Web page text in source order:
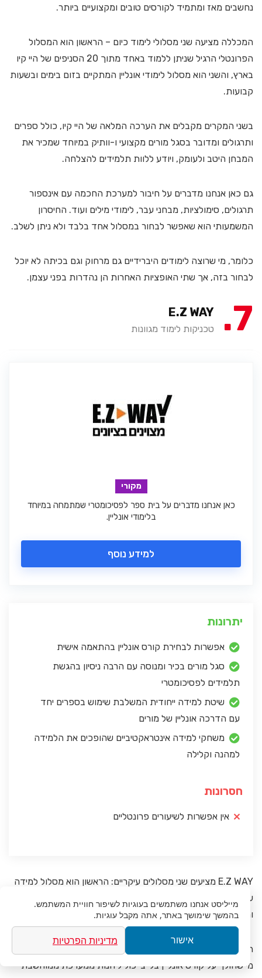
נחשבים מאז ומתמיד לקורסים טובים ומקצועיים ביותר.
המכללה מציעה שני מסלולי לימוד כיום – הראשון הוא המסלול
הפרונטלי הרגיל שניתן ללמוד באחד מתוך 20 הסניפים של היי קיו
בארץ, והשני הוא מסלול לימודי אונליין המתקיים בזום בימים ובשעות
קבועות.
בשני המקרים מקבלים את הערכה המלאה של היי קיו, כולל ספרים
ותרגולים ומדובר בסגל מורים מקצועי ו-וותיק במיוחד שמכיר את
המבחן היטב ולעומק, ויודע ללוות תלמידים להצלחה.
גם כאן אנחנו מדברים על חיבור למערכת החכמה עם אינספור
תרגולים, סימולציות, מבחני עבר, לימודי מילים ועוד. החיסרון
המשמעותי הוא שאפשר לבחור במסלול אחד בלבד ולא ניתן לשלב.
כלומר, מי שרוצה לימודים היברידיים גם מרחוק וגם בכיתה לא יוכל
לבחור בזה, אך שתי האופציות האחרות הן נהדרות בפני עצמן.
7
E.Z WAY
טכניקות לימוד מגוונות
מקורי
כאן אנחנו מדברים על בית ספר לפסיכומטרי שמתמחה במיוחד
בלימודי אונליין.
למידע נוסף
יתרונות
אפשרות לבחירת קורס אונליין בהתאמה אישית
סגל מורים בכיר ומנוסה עם הרבה ניסיון בהגשת
תלמידים לפסיכומטרי
שיטת למידה ייחודית המשלבת שימוש בספרים יחד
עם הדרכה אונליין של מורים
משחקי למידה אינטראקטיביים שהופכים את הלמידה
למהנה וקלילה
חסרונות
אין אפשרות לשיעורים פרונטליים
E.Z WAY מציעים שני מסלולים עיקריים: הראשון הוא מסלול למידה
עצמית דרך סרטונים, כשהיתרון הוא שניתן ללמוד מאיפה שרוצים
ומתי שרוצים.
המסלול השני הוא מסלול הליווי עם שיעורי אונליין במועדים קבועים.
מי שהולך על קורס אונליין בלייב יכול ליהנות ממערכת ממוחשבת
מייליסט אנחנו משתמשים בעוגיות לשיפור חוויית המשתמש.
בהמשך שימושך באתר, אתה מקבל עוגיות.
אישור מדיניות הפרטיות